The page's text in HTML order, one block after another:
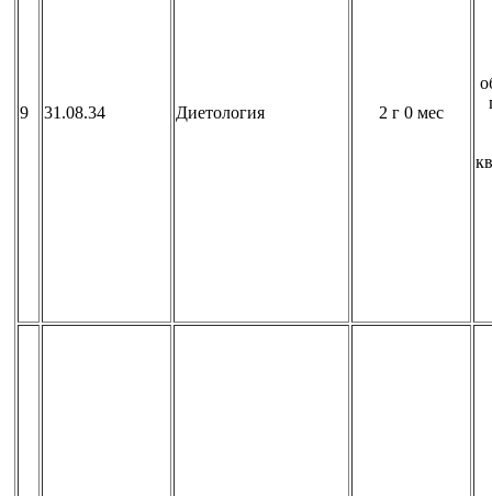
9 31.08.34 Диетология 2 г 0 мес